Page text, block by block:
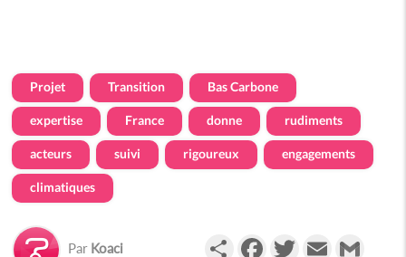
Projet Transition Bas Carbone
expertise France donne rudiments
acteurs suivi rigoureux engagements
climatiques
Par Koaci PartagerFacebookTwitterEmail